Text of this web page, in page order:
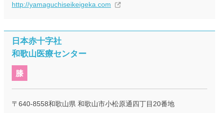
http://yamaguchiseikeigeka.com
日本赤十字社
和歌山医療センター
膝
〒640-8558和歌山県 和歌山市小松原通四丁目20番地